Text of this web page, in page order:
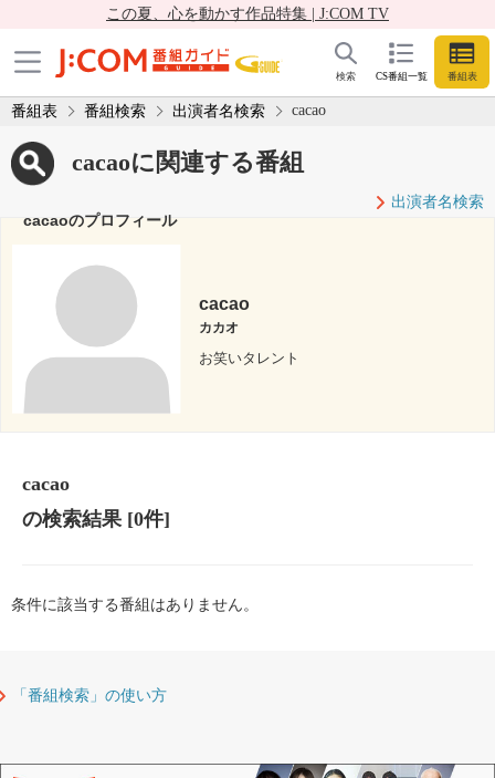
この夏、心を動かす作品特集 | J:COM TV
CS番組一覧 番組表
検索
番組表 番組検索 出演者名検索 cacao
cacaoに関連する番組
出演者名検索
cacaoのプロフィール
cacao
カカオ
お笑いタレント
cacao
の検索結果[0件]
条件に該当する番組はありません。
「番組検索」の使い方